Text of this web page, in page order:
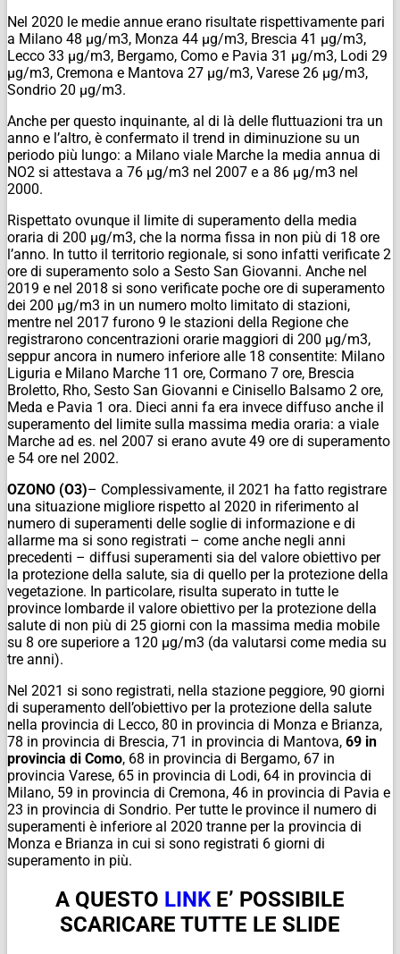
Nel 2020 le medie annue erano risultate rispettivamente pari
a Milano 48 µg/m3, Monza 44 µg/m3, Brescia 41 µg/m3,
Lecco 33 µg/m3, Bergamo, Como e Pavia 31 µg/m3, Lodi 29
µg/m3, Cremona e Mantova 27 µg/m3, Varese 26 µg/m3,
Sondrio 20 µg/m3.
Anche per questo inquinante, al di là delle fluttuazioni tra un
anno e l’altro, è confermato il trend in diminuzione su un
periodo più lungo: a Milano viale Marche la media annua di
NO2 si attestava a 76 µg/m3 nel 2007 e a 86 µg/m3 nel
2000.
Rispettato ovunque il limite di superamento della media
oraria di 200 µg/m3, che la norma fissa in non più di 18 ore
l’anno. In tutto il territorio regionale, si sono infatti verificate 2
ore di superamento solo a Sesto San Giovanni. Anche nel
2019 e nel 2018 si sono verificate poche ore di superamento
dei 200 µg/m3 in un numero molto limitato di stazioni,
mentre nel 2017 furono 9 le stazioni della Regione che
registrarono concentrazioni orarie maggiori di 200 µg/m3,
seppur ancora in numero inferiore alle 18 consentite: Milano
Liguria e Milano Marche 11 ore, Cormano 7 ore, Brescia
Broletto, Rho, Sesto San Giovanni e Cinisello Balsamo 2 ore,
Meda e Pavia 1 ora. Dieci anni fa era invece diffuso anche il
superamento del limite sulla massima media oraria: a viale
Marche ad es. nel 2007 si erano avute 49 ore di superamento
e 54 ore nel 2002.
OZONO (O3)– Complessivamente, il 2021 ha fatto registrare
una situazione migliore rispetto al 2020 in riferimento al
numero di superamenti delle soglie di informazione e di
allarme ma si sono registrati – come anche negli anni
precedenti – diffusi superamenti sia del valore obiettivo per
la protezione della salute, sia di quello per la protezione della
vegetazione. In particolare, risulta superato in tutte le
province lombarde il valore obiettivo per la protezione della
salute di non più di 25 giorni con la massima media mobile
su 8 ore superiore a 120 µg/m3 (da valutarsi come media su
tre anni).
Nel 2021 si sono registrati, nella stazione peggiore, 90 giorni
di superamento dell’obiettivo per la protezione della salute
nella provincia di Lecco, 80 in provincia di Monza e Brianza,
78 in provincia di Brescia, 71 in provincia di Mantova, 69 in
provincia di Como, 68 in provincia di Bergamo, 67 in
provincia Varese, 65 in provincia di Lodi, 64 in provincia di
Milano, 59 in provincia di Cremona, 46 in provincia di Pavia e
23 in provincia di Sondrio. Per tutte le province il numero di
superamenti è inferiore al 2020 tranne per la provincia di
Monza e Brianza in cui si sono registrati 6 giorni di
superamento in più.
A QUESTO LINK E’ POSSIBILE
SCARICARE TUTTE LE SLIDE